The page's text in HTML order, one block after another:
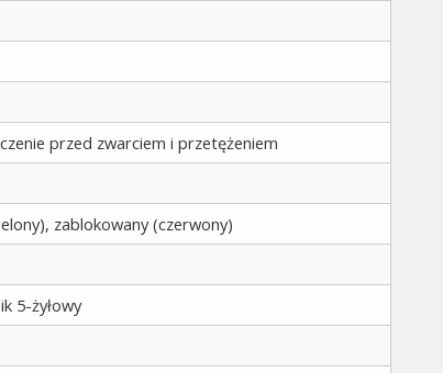
przed zwarciem i przetężeniem
zablokowany (czerwony)
5-żyłowy